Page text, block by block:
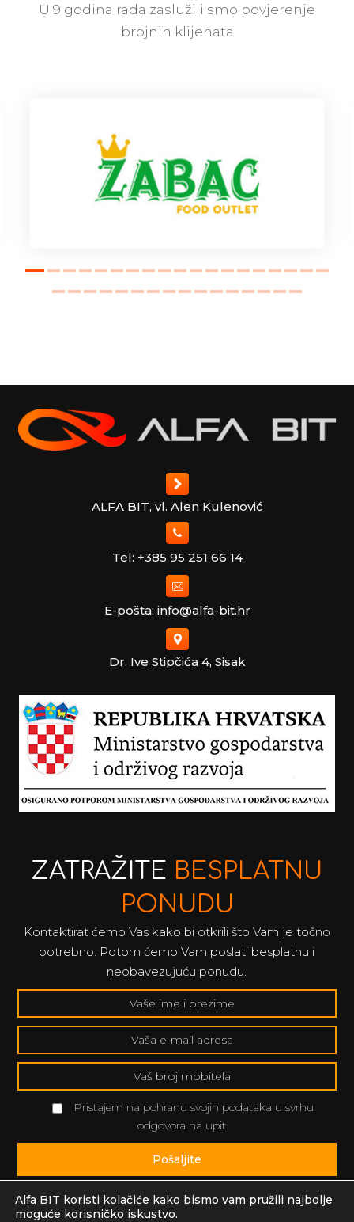
U 9 godina rada zaslužili smo povjerenje
brojnih klijenata
ALFA BIT, vl. Alen Kulenović
Tel: +385 95 251 66 14
E-pošta: info@alfa-bit.hr
Dr. Ive Stipčića 4, Sisak
ZATRAŽITE BESPLATNU
PONUDU
Kontaktirat ćemo Vas kako bi otkrili što Vam je točno
potrebno. Potom ćemo Vam poslati besplatnu i
neobavezujuću ponudu.
Pristajem na pohranu svojih podataka u svrhu
odgovora na upit.
Pošaljite
Alfa BIT koristi kolačiće kako bismo vam pružili najbolje
moguće korisničko iskustvo.